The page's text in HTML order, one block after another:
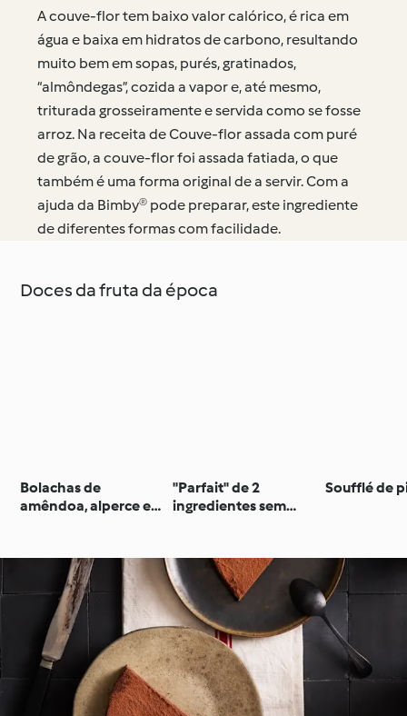
A couve-flor tem baixo valor calórico, é rica em
água e baixa em hidratos de carbono, resultando
muito bem em sopas, purés, gratinados,
“almôndegas”, cozida a vapor e, até mesmo,
triturada grosseiramente e servida como se fosse
arroz. Na receita de Couve-flor assada com puré
de grão, a couve-flor foi assada fatiada, o que
também é uma forma original de a servir. Com a
ajuda da Bimby® pode preparar, este ingrediente
de diferentes formas com facilidade.
Doces da fruta da época
Bolachas de
amêndoa, alperce e
"Parfait" de 2
ingredientes sem
Soufflé de